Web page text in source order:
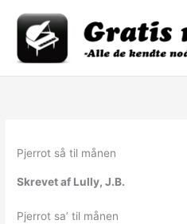
indholdet
Pjerrot så til månen
Skrevet af Lully, J.B.
Pjerrot sa’ til månen